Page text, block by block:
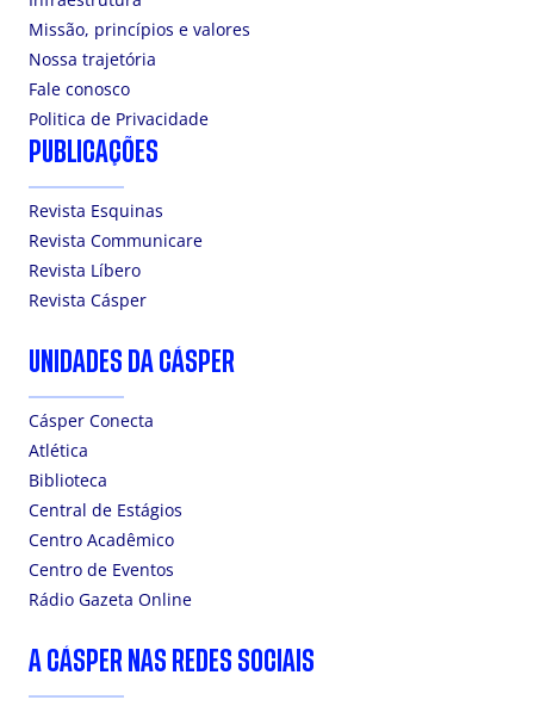
Missão, princípios e valores
Nossa trajetória
Fale conosco
Politica de Privacidade
PUBLICAÇÕES
Revista Esquinas
Revista Communicare
Revista Líbero
Revista Cásper
UNIDADES DA CÁSPER
Cásper Conecta
Atlética
Biblioteca
Central de Estágios
Centro Acadêmico
Centro de Eventos
Rádio Gazeta Online
A CÁSPER NAS REDES SOCIAIS